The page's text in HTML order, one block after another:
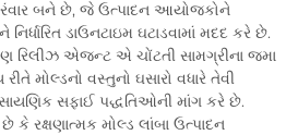
બને છે, જે ઉત્પાદન આયોજકોને
ડાઉનટાઇમ ઘટાડવામાં મદદ કરે છે.
રિલીઝ એજન્ટ એ ચોંટતી સામગ્રીના જમા
મોલ્ડનો વસ્તુનો ઘસારો વધારે તેવી
સફાઈ પદ્ધતિઓની માંગ કરે છે.
કે રક્ષણાત્મક મોલ્ડ લાંબા ઉત્પાદન